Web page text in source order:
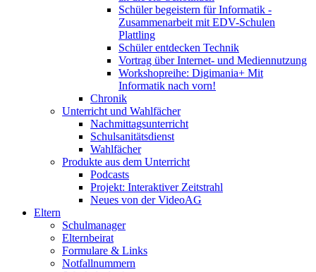
Schüler begeistern für Informatik -
Zusammenarbeit mit EDV-Schulen
Plattling
Schüler entdecken Technik
Vortrag über Internet- und Mediennutzung
Workshopreihe: Digimania+ Mit
Informatik nach vorn!
Chronik
Unterricht und Wahlfächer
Nachmittagsunterricht
Schulsanitätsdienst
Wahlfächer
Produkte aus dem Unterricht
Podcasts
Projekt: Interaktiver Zeitstrahl
Neues von der VideoAG
Eltern
Schulmanager
Elternbeirat
Formulare & Links
Notfallnummern